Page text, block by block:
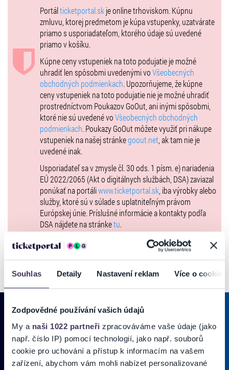
Souhlas Detaily Nastavení reklam Více o cookies
Zodpovědné používání vašich údajů
My a naši 1022 partneři zpracováváme vaše údaje (jako
např. číslo IP) pomocí technologií, jako např. souborů
cookie pro uchování a přístup k informacím na vašem
zařízení, abychom vám mohli nabízet personalizované
Viac informácií:www.jkmertz.com
Sledujte nás na Facebooku (
a Instagrame
www.instagram.com/mertzguitarfestival).
***ENGLISH***
Marek NOSAL & Jakub MOROZIŃSKI DUO(PL)
GUITAR ENSEMBLE OF THE FERENC LIZST ACADEMY
Chamber guitar music from Central Europe has always had a place
and a purpose at the festival. Its presentation by leading ensembles
proves that the world of classical guitar would struggle to exist
without chamber music. At the concert on Wednesday,June 24
pmin theHall of Mirrors of Primate’s Palace, the Bratislava audience
will be treated to performances by top ensembles from our
neighboring countries – the Polish guitar duo
Marek Nosal & Jakub
Moroziński, and the Hungarian 9-memberGuitar Ensemble of
the Ferenc Liszt Academy
TICKETS:
Basic admission:12€
Discounted admission:8€students (ISIC), teachers (ITIC) and seniors
over 65 / 3€disabled and children up to
12 years (max. 2 childrem accompanied by 1 adult)
Portálticketportal.sk je online trhoviskom. Kúpnu
zmluvu, ktorej predmetom je kúpa vstupenky, uzatvárate
priamo s usporiadateľom, ktorého údaje sú uvedené
priamo v košíku.
Kúpne ceny vstupeniek na toto podujatie je možné
uhradiť len spôsobmi uvedenými voVšeobecných
obchodných podmienkach. Upozorňujeme, že kúpne
ceny vstupeniek na toto podujatie nie je možné uhradiť
prostredníctvom Poukazov GoOut, ani inými spôsobmi,
ktoré nie sú uvedené voVšeobecných obchodných
podmienkach. Poukazy GoOut môžete využiť pri nákupe
vstupeniek na našej stránkegoout.net , ak tam nie je
uvedené inak.
Usporiadateľ sa v zmysle čl. 30 ods. 1 písm. e) nariadenia
EÚ 2022/2065 (Akt o digitálnych službách, DSA) zaviazal
ponúkať na portáliwww.ticketportal.sk , iba výrobky alebo
služby, ktoré sú v súlade s uplatniteľným právom
Európskej únie. Príslušné informácie a kontakty podľa
DSA nájdete na stránketu.
PRIHLÁSIŤ SA KODBERU NOVINIEK
Pridajte sa do zoznamu odberateľov a doručte si najnovšie špeciálne